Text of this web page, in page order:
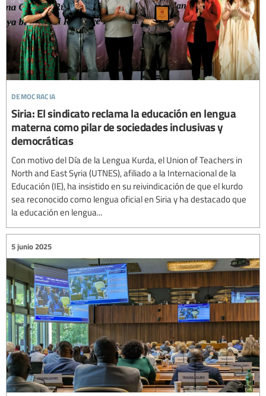
democracia
Siria: El sindicato reclama la educación en lengua
materna como pilar de sociedades inclusivas y
democráticas
Con motivo del Día de la Lengua Kurda, el Union of Teachers in
North and East Syria (UTNES), afiliado a la Internacional de la
Educación (IE), ha insistido en su reivindicación de que el kurdo
sea reconocido como lengua oficial en Siria y ha destacado que
la educación en lengua...
5 junio 2025